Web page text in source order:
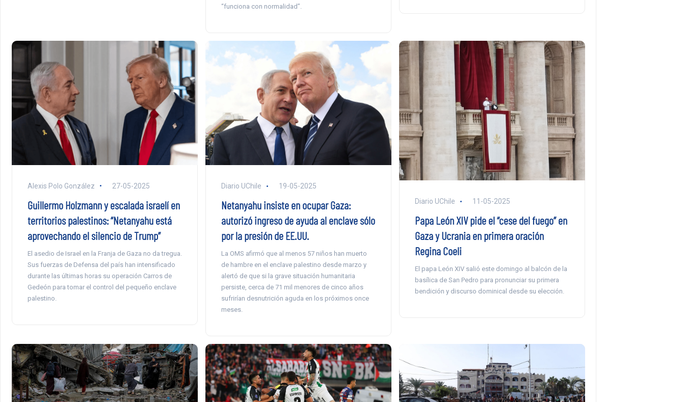
“funciona con normalidad”.
Alexis Polo González 27-05-2025
Guillermo Holzmann y escalada israelí en
territorios palestinos: “Netanyahu está
aprovechando el silencio de Trump”
El asedio de Israel en la Franja de Gaza no da tregua.
Sus fuerzas de Defensa del país han intensificado
durante las últimas horas su operación Carros de
Gedeón para tomar el control del pequeño enclave
palestino.
Diario UChile 19-05-2025
Netanyahu insiste en ocupar Gaza:
autorizó ingreso de ayuda al enclave sólo
por la presión de EE.UU.
La OMS afirmó que al menos 57 niños han muerto
de hambre en el enclave palestino desde marzo y
alertó de que si la grave situación humanitaria
persiste, cerca de 71 mil menores de cinco años
sufrirían desnutrición aguda en los próximos once
meses.
Diario UChile 11-05-2025
Papa León XIV pide el “cese del fuego” en
Gaza y Ucrania en primera oración
Regina Coeli
El papa León XIV salió este domingo al balcón de la
basílica de San Pedro para pronunciar su primera
bendición y discurso dominical desde su elección.